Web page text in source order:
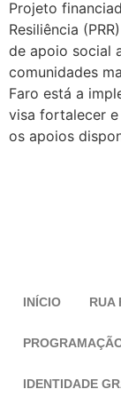
Projeto
Resiliência
de apoio social
comunidades
Faro está a
visa fortalecer
os apoios
INÍCIO RUA
IDENTIDADE